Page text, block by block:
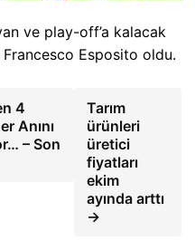
ve play-off’a kalacak
Francesco Esposito oldu.
4
Anını
– Son
Tarım
ürünleri
üretici
fiyatları
ekim
ayında arttı
→